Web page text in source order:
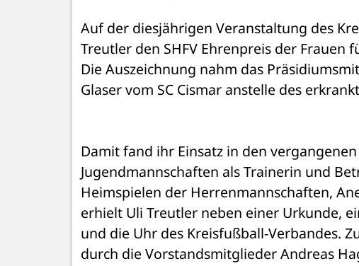
Auf der diesjährigen Veranstaltung des
Treutler den SHFV Ehrenpreis der Frauen
Die Auszeichnung nahm das
Damit fand ihr Einsatz in den
Jugendmannschaften als Trainerin und
Heimspielen der Herrenmannschaften,
erhielt Uli Treutler neben einer Urkunde,
und die Uhr des Kreisfußball-Verbandes.
durch die Vorstandsmitglieder Andreas